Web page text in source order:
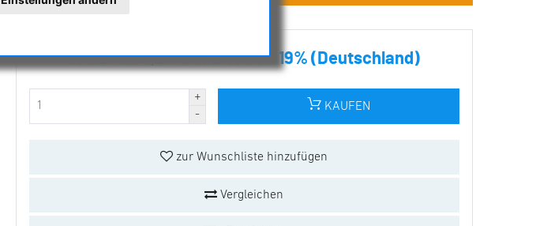
Preis:1698,00 € inkl. MwSt. 19% (Deutschland)
KAUFEN
zur Wunschliste hinzufügen
Vergleichen